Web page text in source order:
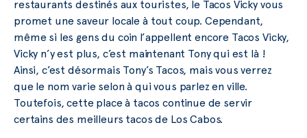
restaurants destinés aux touristes, le Tacos Vicky vous
promet une saveur locale à tout coup. Cependant,
même si les gens du coin l’appellent encore Tacos Vicky,
Vicky n’y est plus, c’est maintenant Tony qui est là !
Ainsi, c’est désormais Tony’s Tacos, mais vous verrez
que le nom varie selon à qui vous parlez en ville.
Toutefois, cette place à tacos continue de servir
certains des meilleurs tacos de Los Cabos.